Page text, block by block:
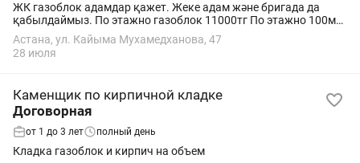
ЖК газоблок адамдар қажет. Жеке адам және бригада да
қабылдаймыз. По этажно газоблок 11000тг По этажно 100мм
газоблок 2300тг По этажно 17000 тг красный кирпич По
этажно 2800 красный кирпич Оплата...
Астана, ул. Кайыма Мухамедханова, 47
28 июля
Каменщик по кирпичной кладке
Договорная
от 1 до 3 лет полный день
Кладка газоблок и кирпич на объем